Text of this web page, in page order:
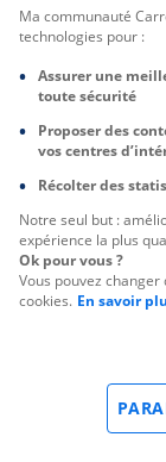
Ma communauté
technologies pour :
Assurer une
toute sécurité
Proposer des
vos centres
Récolter des
Notre seul but :
expérience la plus
Ok pour vous ?
Vous pouvez
cookies. En savoir